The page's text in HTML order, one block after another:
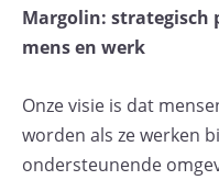
Margolin: strategisch
mens en werk
Onze visie is dat
worden als ze werken
ondersteunende